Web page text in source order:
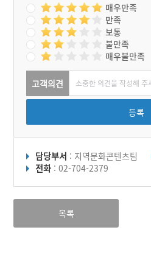
매우만족
만족
보통
불만족
매우불만족
고객의견
등록
담당부서 : 지역문화콘텐츠팀
전화 : 02-704-2379
목록